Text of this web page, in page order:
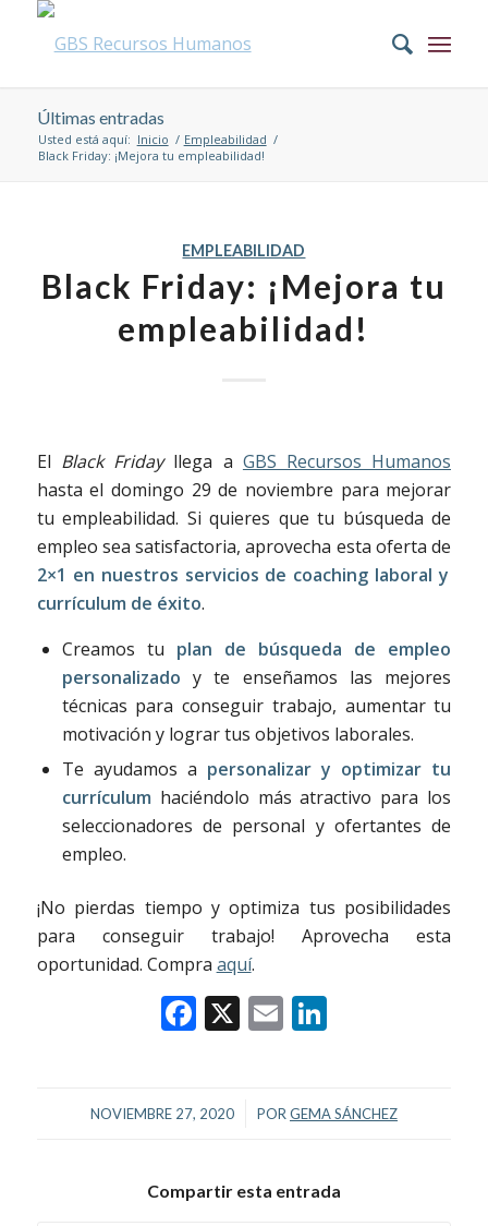
Últimas entradas
Usted está aquí: Inicio / Empleabilidad /
Black Friday: ¡Mejora tu empleabilidad!
EMPLEABILIDAD
Black Friday: ¡Mejora tu
empleabilidad!
El Black Fridayllega a GBS Recursos Humanos
hasta el domingo 29 de noviembre para mejorar
tu empleabilidad. Si quieres que tu búsqueda de
empleo sea satisfactoria, aprovecha esta oferta de
2×1 en nuestros servicios de coaching laboral y
currículum de éxito.
Creamos tu plan de búsqueda de empleo
personalizado y te enseñamos las mejores
técnicas para conseguir trabajo, aumentar tu
motivación y lograr tus objetivos laborales.
Te ayudamos a personalizar y optimizar tu
currículum haciéndolo más atractivo para los
seleccionadores de personal y ofertantes de
empleo.
¡No pierdas tiempo y optimiza tus posibilidades
para conseguir trabajo! Aprovecha esta
oportunidad. Compra aquí.
Facebook
X EmailLinkedIn
NOVIEMBRE 27, 2020
/ POR GEMA SÁNCHEZ
Compartir esta entrada